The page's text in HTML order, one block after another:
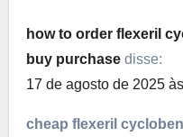
how to order flexeril
buy purchase disse:
17 de agosto de 2025
cheap flexeril